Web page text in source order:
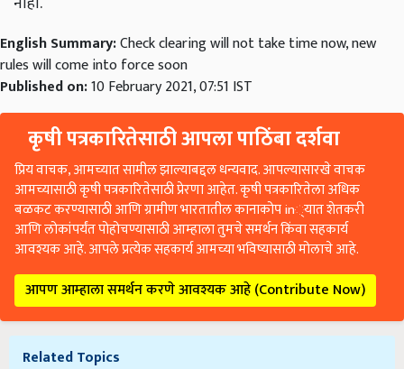
rules will come into force soon
Published on:10 February 2021, 07:51 IST
कृषी पत्रकारितेसाठी आपला पाठिंबा दर्शवा
प्रिय वाचक, आमच्यात सामील झाल्याबद्दल धन्यवाद. आपल्यासारखे वाचक
आमच्यासाठी कृषी पत्रकारितेसाठी प्रेरणा आहेत. कृषी पत्रकारितेला अधिक
बळकट करण्यासाठी आणि ग्रामीण भारतातील कानाकोप in्यात शेतकरी
आणि लोकांपर्यंत पोहोचण्यासाठी आम्हाला तुमचे समर्थन किंवा सहकार्य
आवश्यक आहे. आपले प्रत्येक सहकार्य आमच्या भविष्यासाठी मोलाचे आहे.
आपण आम्हाला समर्थन करणे आवश्यक आहे (Contribute Now)